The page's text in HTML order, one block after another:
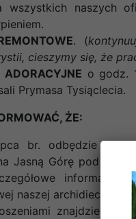
wszystkich naszych
. (
cieszymy się, że
o godz.
Prymasa Tysiąclecia.
ŻE:
br. odbędzie się
Jasną Górę pod
informacje
naszej archidiecezji.
znajdziemy